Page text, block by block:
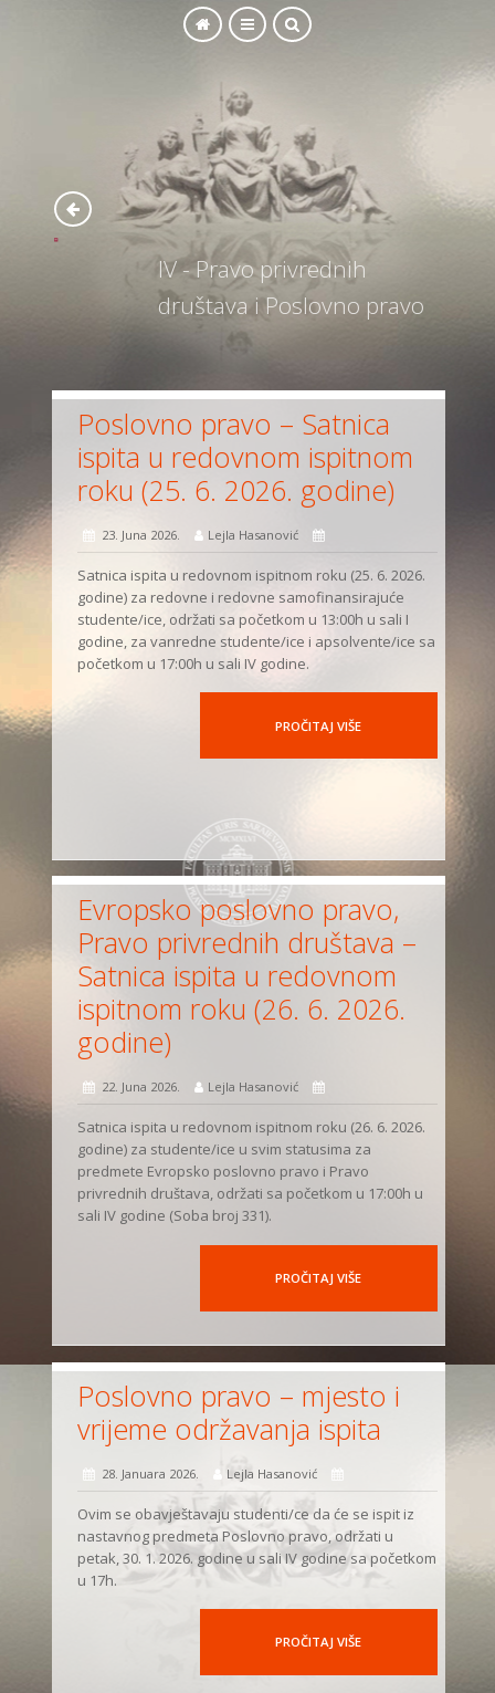
IV - Pravo privrednih
društava i Poslovno pravo
Poslovno pravo – Satnica
ispita u redovnom ispitnom
roku (25. 6. 2026. godine)
23. Juna 2026. Lejla Hasanović
Satnica ispita u redovnom ispitnom roku (25. 6. 2026.
godine) za redovne i redovne samofinansirajuće
studente/ice, održati sa početkom u 13:00h u sali I
godine, za vanredne studente/ice i apsolvente/ice sa
početkom u 17:00h u sali IV godine.
PROČITAJ VIŠE
Evropsko poslovno pravo,
Pravo privrednih društava –
Satnica ispita u redovnom
ispitnom roku (26. 6. 2026.
godine)
22. Juna 2026. Lejla Hasanović
Satnica ispita u redovnom ispitnom roku (26. 6. 2026.
godine) za studente/ice u svim statusima za
predmete Evropsko poslovno pravo i Pravo
privrednih društava, održati sa početkom u 17:00h u
sali IV godine (Soba broj 331).
PROČITAJ VIŠE
Poslovno pravo – mjesto i
vrijeme održavanja ispita
28. Januara 2026. Lejla Hasanović
Ovim se obavještavaju studenti/ce da će se ispit iz
nastavnog predmeta Poslovno pravo, održati u
petak, 30. 1. 2026. godine u sali IV godine sa početkom
u 17h.
PROČITAJ VIŠE